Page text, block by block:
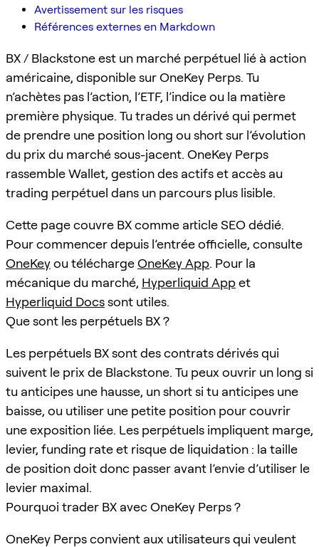
Avertissement sur les risques
Références externes en Markdown
BX / Blackstone est un marché perpétuel lié à action
américaine, disponible sur OneKey Perps. Tu
n’achètes pas l’action, l’ETF, l’indice ou la matière
première physique. Tu trades un dérivé qui permet
de prendre une position long ou short sur l’évolution
du prix du marché sous-jacent. OneKey Perps
rassemble Wallet, gestion des actifs et accès au
trading perpétuel dans un parcours plus lisible.
Cette page couvre BX comme article SEO dédié.
Pour commencer depuis l’entrée officielle, consulte
OneKeyou téléchargeOneKey App. Pour la
mécanique du marché, Hyperliquid Appet
Hyperliquid Docssont utiles.
Que sont les perpétuels BX ?
Les perpétuels BX sont des contrats dérivés qui
suivent le prix de Blackstone. Tu peux ouvrir un long si
tu anticipes une hausse, un short si tu anticipes une
baisse, ou utiliser une petite position pour couvrir
une exposition liée. Les perpétuels impliquent marge,
levier, funding rate et risque de liquidation : la taille
de position doit donc passer avant l’envie d’utiliser le
levier maximal.
Pourquoi trader BX avec OneKey Perps ?
OneKey Perps convient aux utilisateurs qui veulent